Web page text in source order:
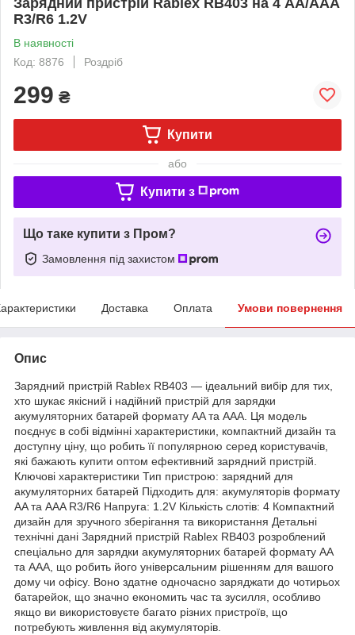
R3/R6 1.2V
В наявності
Код: 8876
Роздріб
299 ₴
Купити
або
Купити з
Що таке купити з Пром?
Замовлення під захистом
Доставка Оплата Умови повернення
Опис
Зарядний пристрій Rablex RB403 — ідеальний вибір для тих,
хто шукає якісний і надійний пристрій для зарядки
акумуляторних батарей формату AA та AAA. Ця модель
поєднує в собі відмінні характеристики, компактний дизайн та
доступну ціну, що робить її популярною серед користувачів,
які бажають купити оптом ефективний зарядний пристрій.
Ключові характеристики Тип пристрою: зарядний для
акумуляторних батарей Підходить для: акумуляторів формату
AA та AAA R3/R6 Напруга: 1.2V Кількість слотів: 4 Компактний
дизайн для зручного зберігання та використання Детальні
технічні дані Зарядний пристрій Rablex RB403 розроблений
спеціально для зарядки акумуляторних батарей формату AA
та AAA, що робить його універсальним рішенням для вашого
дому чи офісу. Воно здатне одночасно заряджати до чотирьох
батарейок, що значно економить час та зусилля, особливо
якщо ви використовуєте багато різних пристроїв, що
потребують живлення від акумуляторів.